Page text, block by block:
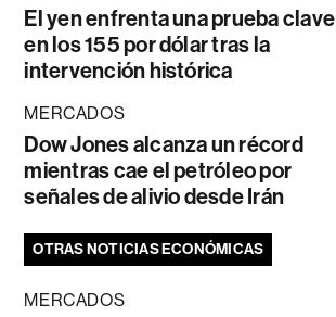
El yen enfrenta una prueba clave
en los 155 por dólar tras la
intervención histórica
MERCADOS
Dow Jones alcanza un récord
mientras cae el petróleo por
señales de alivio desde Irán
OTRAS NOTICIAS ECONÓMICAS
MERCADOS